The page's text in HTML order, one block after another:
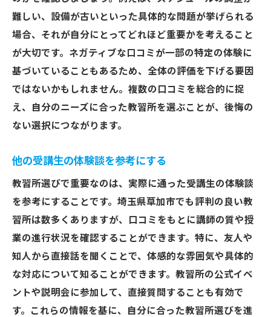
難しい、設備が古いといった具体的な問題が挙げられる
場合、それが自分にとってどれほど重要かを考えること
が大切です。ネガティブな口コミが一部の特定の体験に
基づいていることもあるため、全体の評価を下げる要因
ではないかもしれません。複数の口コミを総合的に捉
え、自分のニーズに合った教習所を選ぶことが、後悔の
ない選択につながります。
他の受講生の体験談を参考にする
教習所選びで重要なのは、実際に通った受講生の体験談
を参考にすることです。埼玉県草加市でも評判の良い教
習所は数多くありますが、口コミをもとに講師の質や授
業の進行状況を確認することができます。特に、友人や
知人から直接話を聞くことで、体感的な雰囲気や具体的
な対応について知ることができます。教習所の公式イベ
ントや説明会に参加して、直接質問することも有効で
す。これらの情報を基に、自分に合った教習所選びを進